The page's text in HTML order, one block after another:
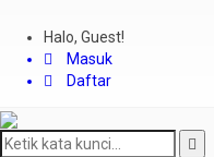
Halo, Guest!
Masuk
Daftar